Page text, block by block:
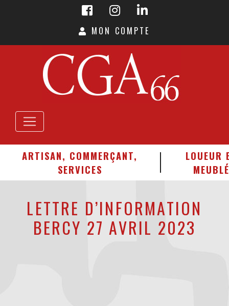
MON COMPTE
ARTISAN, COMMERÇANT,
SERVICES
LOUEUR
MEUBLÉ
LETTRE D’INFORMATION
BERCY 27 AVRIL 2023